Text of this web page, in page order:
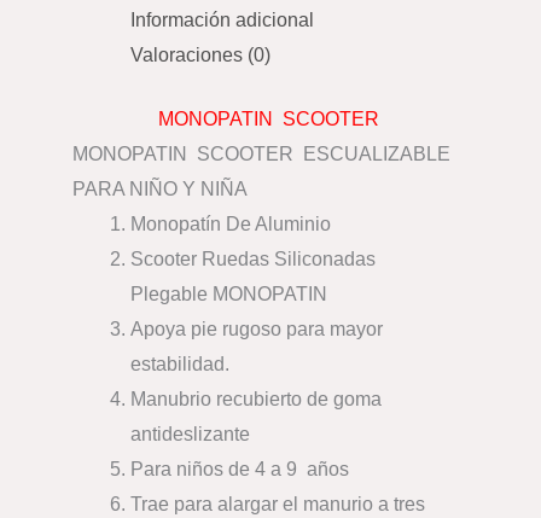
Información adicional
Valoraciones (0)
MONOPATIN SCOOTER
MONOPATIN SCOOTER ESCUALIZABLE
PARA NIÑO Y NIÑA
Monopatín De Aluminio
Scooter Ruedas Siliconadas
Plegable MONOPATIN
Apoya pie rugoso para mayor
estabilidad.
Manubrio recubierto de goma
antideslizante
Para niños de 4 a 9 años
Trae para alargar el manurio a tres